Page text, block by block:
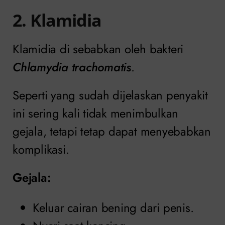
2. Klamidia
Klamidia di sebabkan oleh bakteri
Chlamydia trachomatis.
Seperti yang sudah dijelaskan penyakit
ini sering kali tidak menimbulkan
gejala, tetapi tetap dapat menyebabkan
komplikasi.
Gejala:
Keluar cairan bening dari penis.